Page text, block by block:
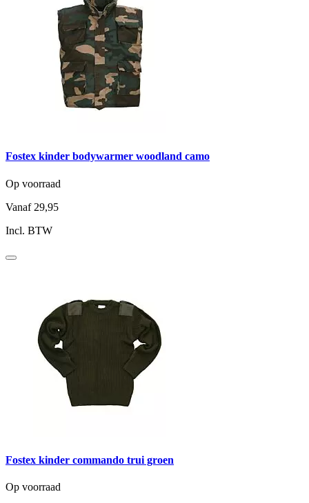
Fostex kinder bodywarmer woodland camo
Op voorraad
Vanaf 29,95
Incl. BTW
Fostex kinder commando trui groen
Op voorraad